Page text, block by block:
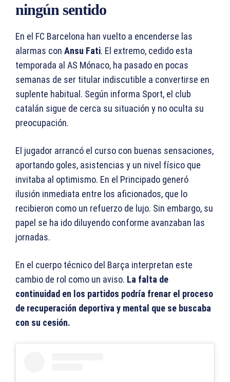
ningún sentido
En el FC Barcelona han vuelto a encenderse las
alarmas con Ansu Fati. El extremo, cedido esta
temporada al AS Mónaco, ha pasado en pocas
semanas de ser titular indiscutible a convertirse en
suplente habitual. Según informa Sport, el club
catalán sigue de cerca su situación y no oculta su
preocupación.
El jugador arrancó el curso con buenas sensaciones,
aportando goles, asistencias y un nivel físico que
invitaba al optimismo. En el Principado generó
ilusión inmediata entre los aficionados, que lo
recibieron como un refuerzo de lujo. Sin embargo, su
papel se ha ido diluyendo conforme avanzaban las
jornadas.
En el cuerpo técnico del Barça interpretan este
cambio de rol como un aviso. La falta de
continuidad en los partidos podría frenar el proceso
de recuperación deportiva y mental que se buscaba
con su cesión.